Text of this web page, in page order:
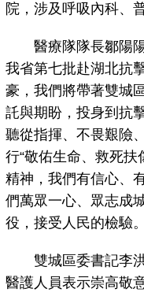
院，涉及呼吸內科、
醫療隊隊長鄒陽陽
我省第七批赴湖北抗
豪，我們將帶著雙城
託與期盼，投身到抗
聽從指揮、不畏艱險
行“敬佑生命、救死扶
精神，我們有信心、
們萬眾一心、眾志成
役，接受人民的檢
雙城區委書記李洪
醫護人員表示崇高敬